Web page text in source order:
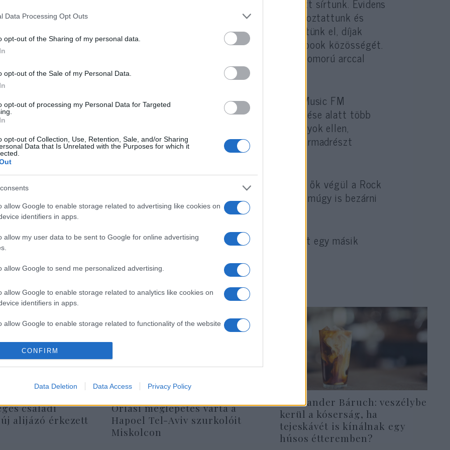
Data Processing Opt Outs
opt-out of the Sharing of my personal data.
opt-out of the Sale of my Personal Data.
opt-out of processing my Personal Data for Targeted
opt-out of Collection, Use, Retention, Sale, and/or Sharing
Data that Is Unrelated with the Purposes for which it
allow Google to enable storage related to advertising like cookies on
identifiers in apps.
allow my user data to be sent to Google for online advertising
allow Google to send me personalized advertising.
allow Google to enable storage related to analytics like cookies on
identifiers in apps.
allow Google to enable storage related to functionality of the website
allow Google to enable storage related to personalization.
functionality and fraud prevention, and other user protection.
CONFIRM
Data Deletion Data Access Privacy Policy
hogy vagyunk egymásnak, mi nektek, ti nekünk. Hét éven át szórakoztattunk és
segítettünk, ahol csak tudtunk. Veletek elképesztő sikereket értünk el, díjak
nyertük és felépítettük Magyarország legnagyobb rádiós Facebook közösségét.
láttára nőtt fel a rádió kutyája, Music Málna, aki most sok szomorú arccal
a munkahelyén…”
korábban azzal indokolta döntését, hogy elutasította a Music FM
89,5 MHz-re vonatkozó kérelmét, hogy a szolgáltató a működése alatt több
is súlyosan vétett a gyermekek védelmére vonatkozó szabályok ellen,
adatszolgáltatási kötelezettségét több ízben megsértette, harmadrészt
díjtartozása is volt kérelme előterjesztésekor.
a Sláger FM-et is elnémította volna idén február 2-től, de ők végül a Rock
et működtető cég felvásárlásával átköltöztek a veszteségei miatt amúgy is bezárni
Rock FM frekvenciájára.
egyébként egy új rádió, a Manna FM megkezdi hivatalos műsorát egy másik
frekvencián, a Budapest 98,6 MHz-en.
családi
alijázó érkezett
Óriási meglepetés várta a
Hapoel Tel-Aviv szurkolóit
Miskolcon
Oberlander Báruch: veszélybe
kerül a kóserság, ha
tejeskávét is kínálnak egy
húsos étteremben?